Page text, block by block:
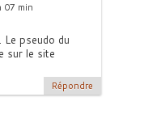
07 min
Le pseudo du
sur le site
Répondre